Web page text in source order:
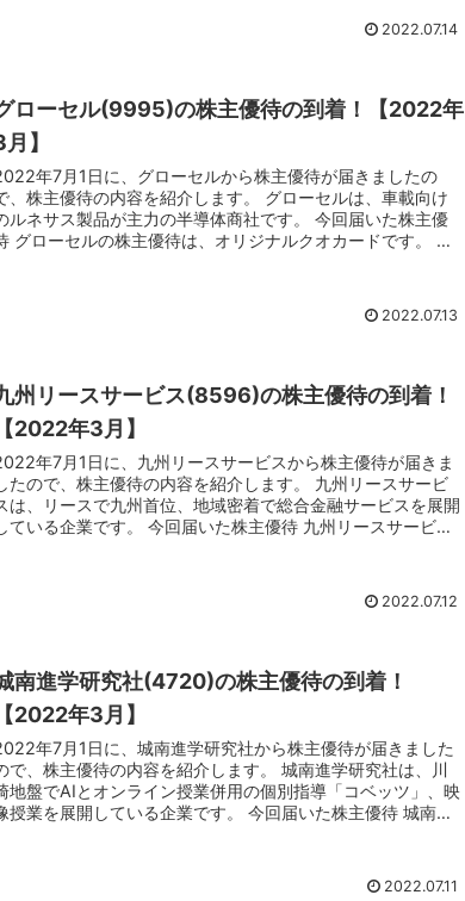
2022.07.14
ローセル(9995)の株主優待の到着！【2022年
】
年7月1日に、グローセルから株主優待が届きましたの
、株主優待の内容を紹介します。 グローセルは、車載向け
ルネサス製品が主力の半導体商社です。 今回届いた株主優
グローセルの株主優待は、オリジナルクオカードです。 今
2022.07.13
州リースサービス(8596)の株主優待の到着！
2022年3月】
年7月1日に、九州リースサービスから株主優待が届きま
たので、株主優待の内容を紹介します。 九州リースサービ
は、リースで九州首位、地域密着で総合金融サービスを展開
ている企業です。 今回届いた株主優待 九州リースサービス
2022.07.12
南進学研究社(4720)の株主優待の到着！
2022年3月】
年7月1日に、城南進学研究社から株主優待が届きました
で、株主優待の内容を紹介します。 城南進学研究社は、川
地盤でAIとオンライン授業併用の個別指導「コベッツ」、映
授業を展開している企業です。 今回届いた株主優待 城南進
2022.07.11